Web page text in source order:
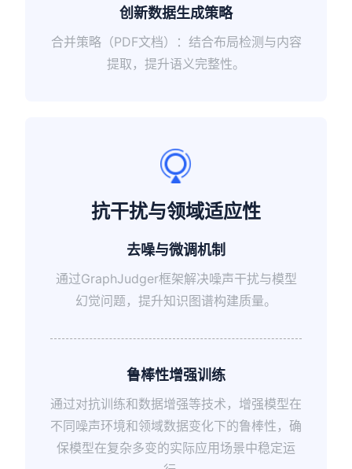
创新数据生成策略
合并策略（PDF文档）：结合布局检测与内容
提取，提升语义完整性。
抗干扰与领域适应性
去噪与微调机制
通过GraphJudger框架解决噪声干扰与模型
幻觉问题，提升知识图谱构建质量。
鲁棒性增强训练
通过对抗训练和数据增强等技术，增强模型在
不同噪声环境和领域数据变化下的鲁棒性，确
保模型在复杂多变的实际应用场景中稳定运